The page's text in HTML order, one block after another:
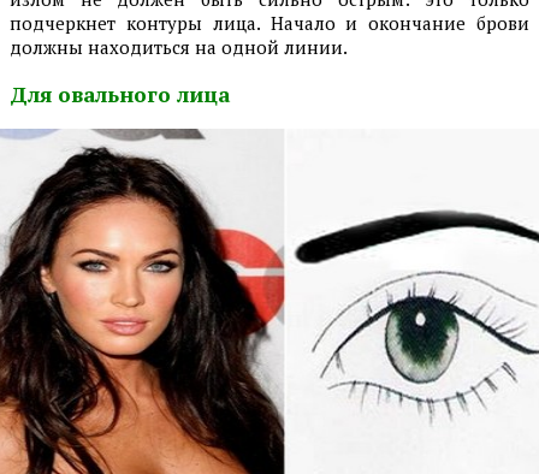
подчеркнет контуры лица. Начало и окончание брови
должны находиться на одной линии.
Для овального лица